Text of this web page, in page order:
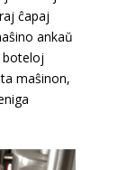
ĉapaj
ankaŭ
boteloj
maŝinon,